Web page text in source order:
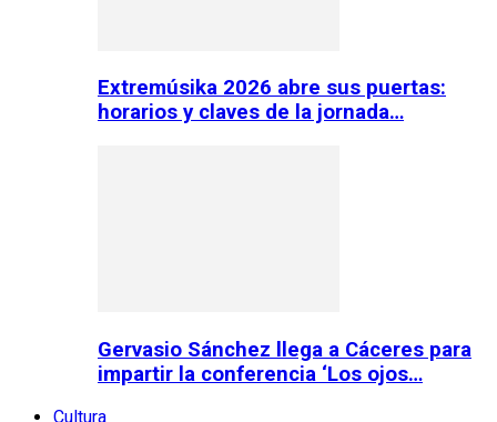
Extremúsika 2026 abre sus puertas:
horarios y claves de la jornada…
Gervasio Sánchez llega a Cáceres para
impartir la conferencia ‘Los ojos…
Cultura